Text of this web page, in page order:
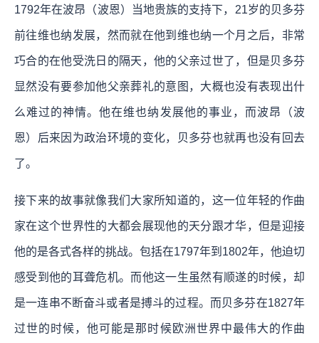
1792年在波昂（波恩）当地贵族的支持下，21岁的贝多芬
前往维也纳发展，然而就在他到维也纳一个月之后，非常
巧合的在他受洗日的隔天，他的父亲过世了，但是贝多芬
显然没有要参加他父亲葬礼的意图，大概也没有表现出什
么难过的神情。他在维也纳发展他的事业，而波昂（波
恩）后来因为政治环境的变化，贝多芬也就再也没有回去
了。
接下来的故事就像我们大家所知道的，这一位年轻的作曲
家在这个世界性的大都会展现他的天分跟才华，但是迎接
他的是各式各样的挑战。包括在1797年到1802年，他迫切
感受到他的耳聋危机。而他这一生虽然有顺遂的时候，却
是一连串不断奋斗或者是搏斗的过程。而贝多芬在1827年
过世的时候，他可能是那时候欧洲世界中最伟大的作曲